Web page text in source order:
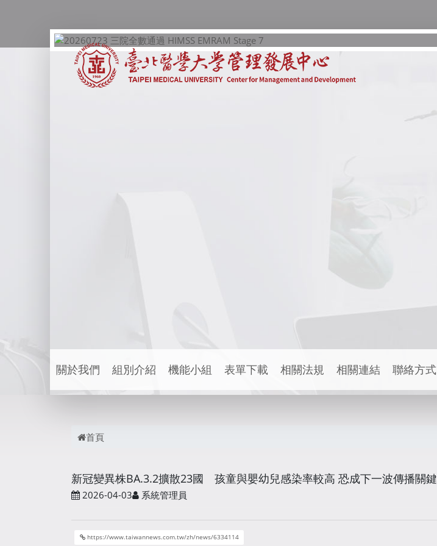
關於我們 組別介紹 機能小組 表單下載 相關法規 相關連結 聯絡方式
首頁
新冠變異株BA.3.2擴散23國 孩童與嬰幼兒感染率較高 恐成下一波傳播關鍵
2026-04-03 系統管理員
https://www.taiwannews.com.tw/zh/news/6334114